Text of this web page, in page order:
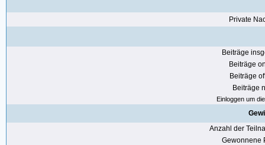
Private
Beiträge
Beiträge
Beiträge
Beiträge
Einloggen um
Anzahl der
Gewonnene